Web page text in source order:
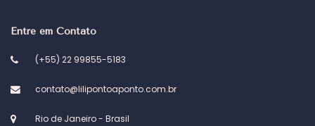
Entre em Contato
(+55) 22 99855-5183
contato@lilipontoaponto.com.br
Rio de Janeiro - Brasil